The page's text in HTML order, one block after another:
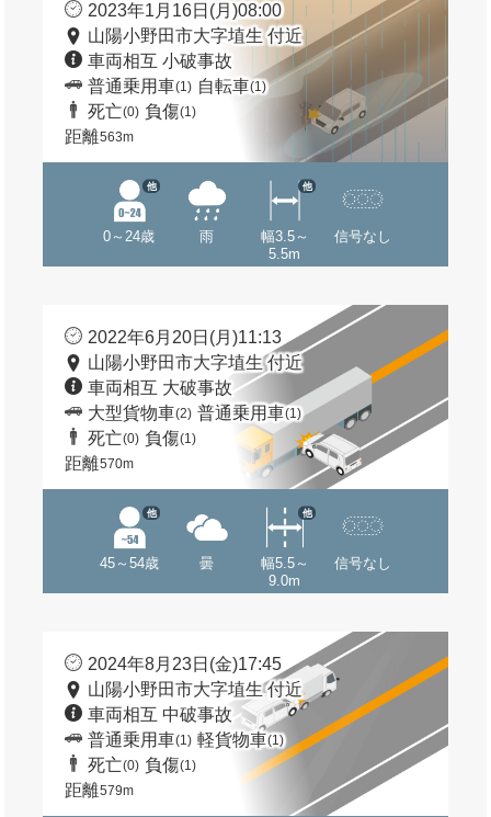
2023年1月16日(月)08:00
山陽小野田市大字埴生 付近
車両相互 小破事故
普通乗用車(1) 自転車(1)
死亡(0) 負傷(1)
距離563m
0～24歳
他
雨
幅3.5～
5.5m
他
信号なし
2022年6月20日(月)11:13
山陽小野田市大字埴生 付近
車両相互 大破事故
大型貨物車(2) 普通乗用車(1)
死亡(0) 負傷(1)
距離570m
45～54歳
他
曇
幅5.5～
9.0m
他
信号なし
2024年8月23日(金)17:45
山陽小野田市大字埴生 付近
車両相互 中破事故
普通乗用車(1) 軽貨物車(1)
死亡(0) 負傷(1)
距離579m